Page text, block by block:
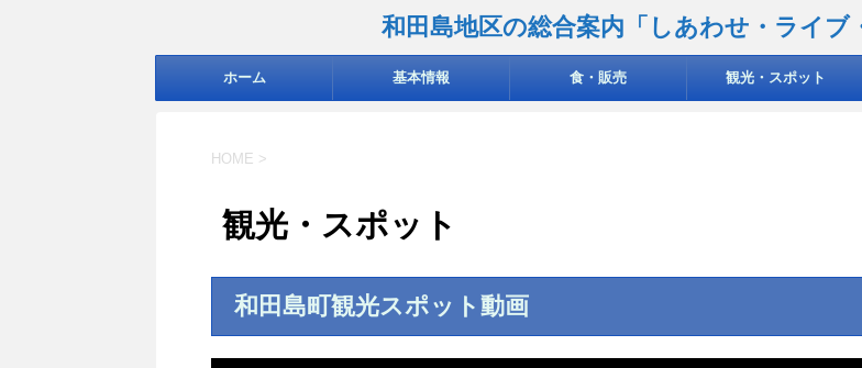
和田島地区の総合案内「しあわせ・ライブ
ホーム 基本情報 食・販売 観光・スポット
HOME >
観光・スポット
和田島町観光スポット動画